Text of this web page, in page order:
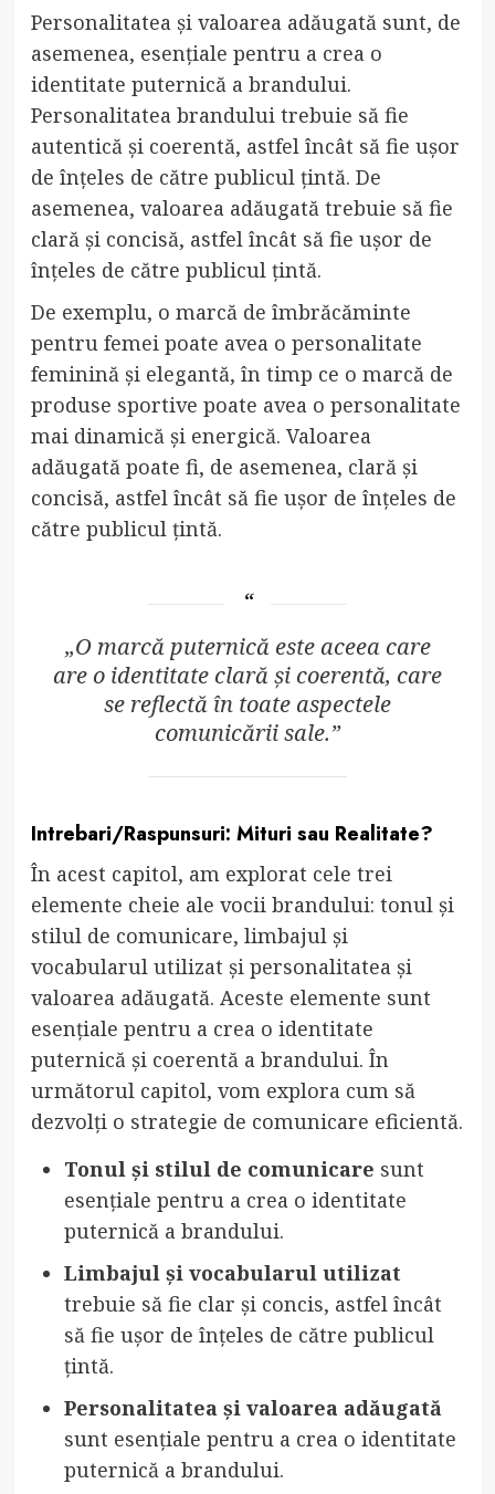
Personalitatea și valoarea adăugată sunt, de
asemenea, esențiale pentru a crea o
identitate puternică a brandului.
Personalitatea brandului trebuie să fie
autentică și coerentă, astfel încât să fie ușor
de înțeles de către publicul țintă. De
asemenea, valoarea adăugată trebuie să fie
clară și concisă, astfel încât să fie ușor de
înțeles de către publicul țintă.
De exemplu, o marcă de îmbrăcăminte
pentru femei poate avea o personalitate
feminină și elegantă, în timp ce o marcă de
produse sportive poate avea o personalitate
mai dinamică și energică. Valoarea
adăugată poate fi, de asemenea, clară și
concisă, astfel încât să fie ușor de înțeles de
către publicul țintă.
„O marcă puternică este aceea care
are o identitate clară și coerentă, care
se reflectă în toate aspectele
comunicării sale.”
Intrebari/Raspunsuri: Mituri sau Realitate?
În acest capitol, am explorat cele trei
elemente cheie ale vocii brandului: tonul și
stilul de comunicare, limbajul și
vocabularul utilizat și personalitatea și
valoarea adăugată. Aceste elemente sunt
esențiale pentru a crea o identitate
puternică și coerentă a brandului. În
următorul capitol, vom explora cum să
dezvolți o strategie de comunicare eficientă.
Tonul și stilul de comunicare sunt
esențiale pentru a crea o identitate
puternică a brandului.
Limbajul și vocabularul utilizat
trebuie să fie clar și concis, astfel încât
să fie ușor de înțeles de către publicul
țintă.
Personalitatea și valoarea adăugată
sunt esențiale pentru a crea o identitate
puternică a brandului.